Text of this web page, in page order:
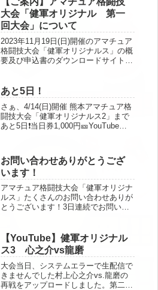
大会「健軍オリジナル 第一
回大会」について
2023年11月19日(日)開催のアマチュア
格闘技大会「健軍オリジナルス」の概
要及び申込書のダウンロードサイトを
あと5日！
さぁ、4/14(日)開催 熊本アマチュア格
闘技大会「健軍オリジナルス2」まで
あと5日❗️当日券1,000円🎫YouTube無
を見逃すなかれ‼️^_^また、今日は60だ
いのフ...
お問い合わせありがとうござ
います！
アマチュア格闘技大会「健軍オリジナ
ルス」たくさんのお問い合わせありが
とうございます！3日連続でお問い合
険加入は必要ですか？結論から言いま
すと「要加入」です。スポーツ保険...
【YouTube】健軍オリジナル
ス3 心之介vs龍磨
大会当日、システムエラーで生配信で
きませんでした村上心之介vs.龍磨の
再戦をアップロードしました。第二回